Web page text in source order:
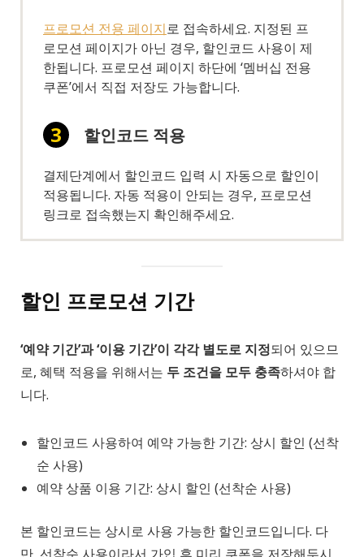
프로모션 전용 페이지로 접속하세요. 지정된 프
로모션 페이지가 아닌 경우, 할인코드 사용이 제
한됩니다. 프로모션 페이지 하단에 ‘멤버십 전용
쿠폰’에서 직접 저장도 가능합니다.
할인코드 적용
결제단계에서 할인코드 입력 시 자동으로 할인이
적용됩니다. 자동 적용이 안되는 경우, 프로모션
링크로 접속했는지 확인해주세요.
할인 프로모션 기간
‘예약 기간’과 ‘이용 기간’이 각각 별도로 지정되어 있으므
로, 혜택 적용을 위해서는 두 조건을 모두 충족하셔야 합
니다.
할인코드 사용하여 예약 가능한 기간: 상시 할인 (선착
순 사용)
예약 상품 이용 기간: 상시 할인 (선착순 사용)
본 할인코드는 상시로 사용 가능한 할인코드입니다. 다